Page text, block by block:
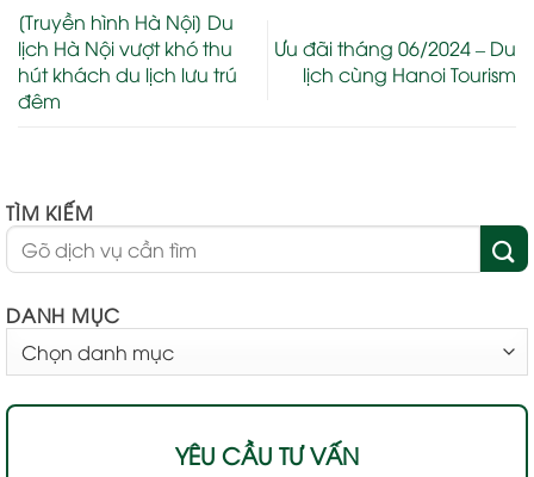
[Truyền hình Hà Nội] Du
lịch Hà Nội vượt khó thu
hút khách du lịch lưu trú
đêm
Ưu đãi tháng 06/2024 – Du
lịch cùng Hanoi Tourism
TÌM KIẾM
DANH MỤC
MỤC
YÊU CẦU TƯ VẤN